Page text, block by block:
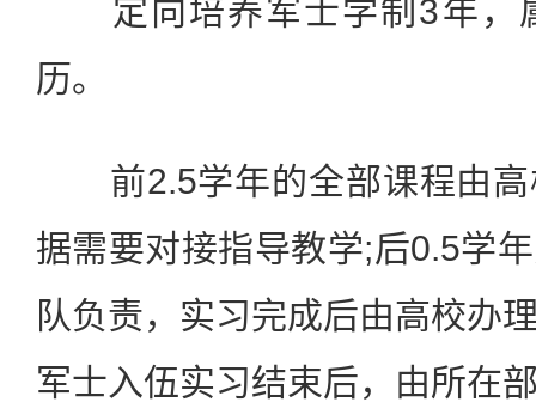
定向培养军士学制3年，
历。
前2.5学年的全部课程由高
据需要对接指导教学;后0.5学
队负责，实习完成后由高校办
军士入伍实习结束后，由所在